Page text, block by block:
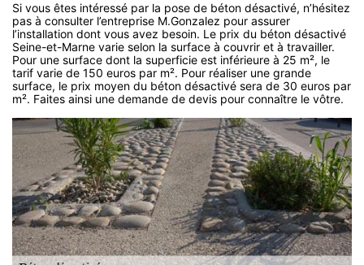
Si vous êtes intéressé par la pose de béton désactivé, n’hésitez
pas à consulter l’entreprise M.Gonzalez pour assurer
l’installation dont vous avez besoin. Le prix du béton désactivé
Seine-et-Marne varie selon la surface à couvrir et à travailler.
Pour une surface dont la superficie est inférieure à 25 m², le
tarif varie de 150 euros par m². Pour réaliser une grande
surface, le prix moyen du béton désactivé sera de 30 euros par
m². Faites ainsi une demande de devis pour connaître le vôtre.